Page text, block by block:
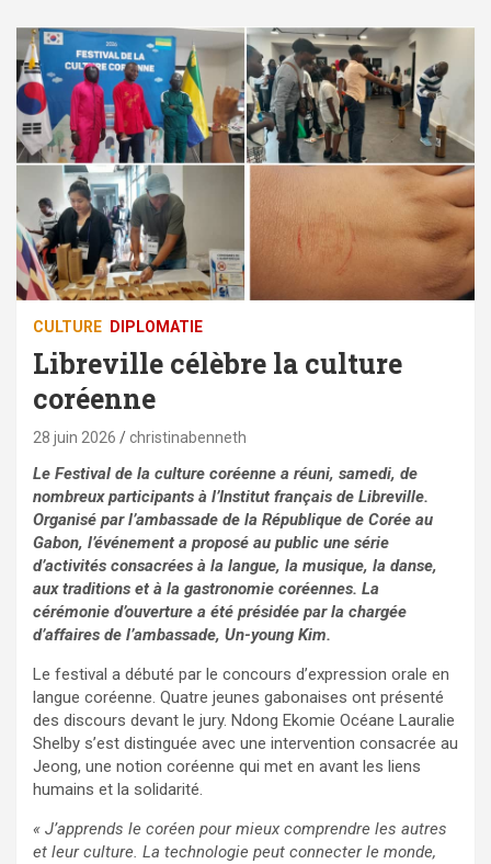
CULTURE DIPLOMATIE
Libreville célèbre la culture
coréenne
28 juin 2026 christinabenneth
Le Festival de la culture coréenne a réuni, samedi, de
nombreux participants à l’Institut français de Libreville.
Organisé par l’ambassade de la République de Corée au
Gabon, l’événement a proposé au public une série
d’activités consacrées à la langue, la musique, la danse,
aux traditions et à la gastronomie coréennes. La
cérémonie d’ouverture a été présidée par la chargée
d’affaires de l’ambassade, Un-young Kim.
Le festival a débuté par le concours d’expression orale en
langue coréenne. Quatre jeunes gabonaises ont présenté
des discours devant le jury. Ndong Ekomie Océane Lauralie
Shelby s’est distinguée avec une intervention consacrée au
Jeong, une notion coréenne qui met en avant les liens
humains et la solidarité.
« J’apprends le coréen pour mieux comprendre les autres
et leur culture. La technologie peut connecter le monde,